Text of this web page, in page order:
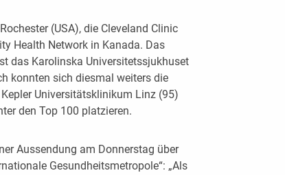
(USA), die Cleveland Clinic
Health Network in Kanada. Das
das Karolinska Universitetssjukhuset
konnten sich diesmal weiters die
Universitätsklinikum Linz (95)
den Top 100 platzieren.
Aussendung am Donnerstag über
Gesundheitsmetropole“: „Als